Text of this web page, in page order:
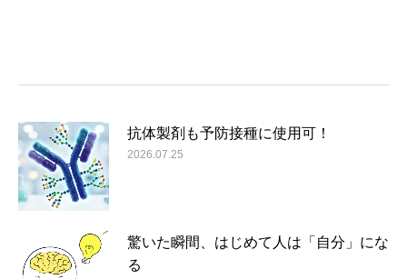
抗体製剤も予防接種に使用可！
2026.07.25
驚いた瞬間、はじめて人は「自分」にな
る